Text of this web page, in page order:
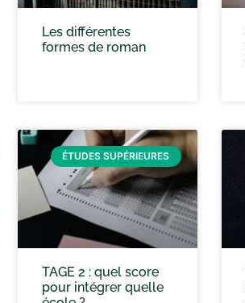
Les différentes
formes de roman
ÉTUDES SUPÉRIEURES
TAGE 2 : quel score
pour intégrer quelle